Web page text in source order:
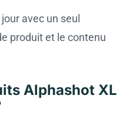
avec un seul
produit et le contenu
Alphashot XL